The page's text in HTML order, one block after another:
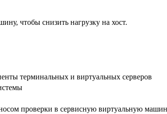
чтобы снизить нагрузку на хост.
терминальных и виртуальных серверов
проверки в сервисную виртуальную